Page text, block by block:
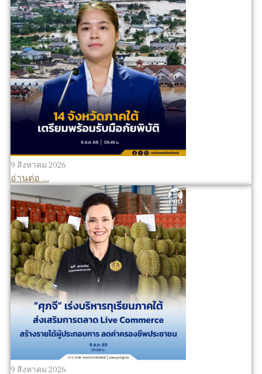
9 สิงหาคม 2026
อ่านต่อ ...
9 สิงหาคม 2026